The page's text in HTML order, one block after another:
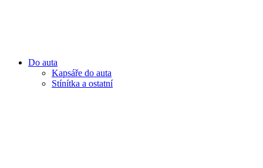
Do auta
Kapsáře do auta
Stínítka a ostatní